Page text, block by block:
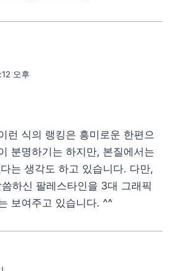
오후
런 식의 랭킹은 흥미로운 한편으
분명하기는 하지만, 본질에서는
는 생각도 하고 있습니다. 다만,
하신 팔레스타인을 3대 그래픽
보여주고 있습니다. ^^